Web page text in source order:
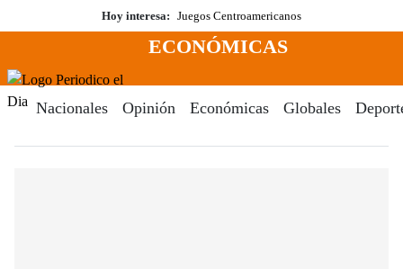
al
Hoy interesa: Juegos Centroamericanos
Menú
ECONÓMICAS
Nacionales Opinión Económicas Globales